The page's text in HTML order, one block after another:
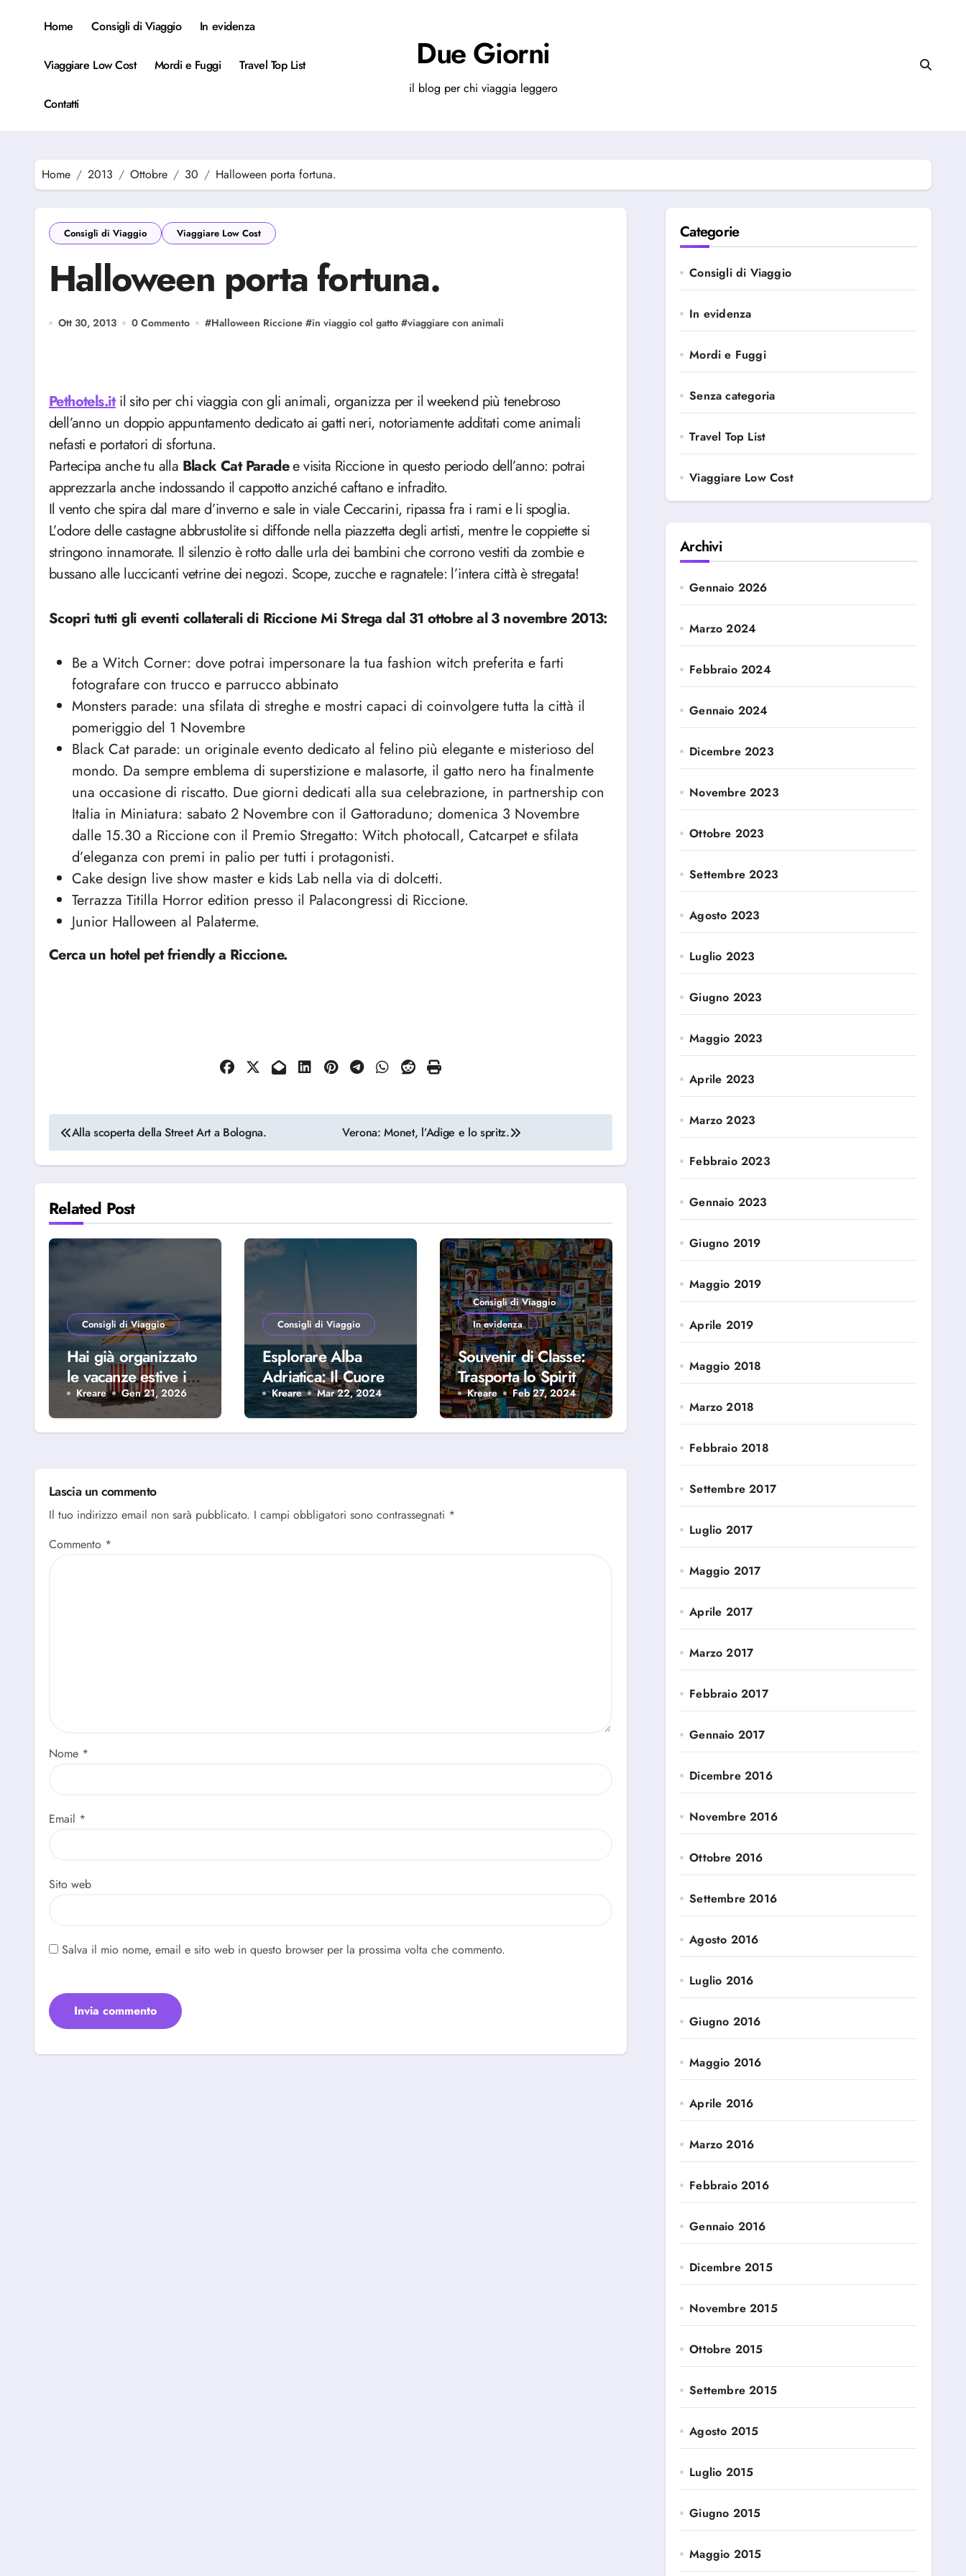
Home Consigli di Viaggio In evidenza
Viaggiare Low Cost Mordi e Fuggi Travel Top List
Contatti
Due Giorni
il blog per chi viaggia leggero
Home 2013 Ottobre 30 Halloween porta fortuna.
Consigli di Viaggio Viaggiare Low Cost
Halloween porta fortuna.
Ott 30, 2013 0 Commento #Halloween Riccione #in viaggio col gatto #viaggiare con animali
Pethotels.itil sito per chi viaggia con gli animali, organizza per il weekend più tenebroso
dell’anno un doppio appuntamento dedicato ai gatti neri, notoriamente additati come animali
nefasti e portatori di sfortuna.
Partecipa anche tu alla Black Cat Paradee visita Riccione in questo periodo dell’anno: potrai
apprezzarla anche indossando il cappotto anziché caftano e infradito.
Il vento che spira dal mare d’inverno e sale in viale Ceccarini, ripassa fra i rami e li spoglia.
L’odore delle castagne abbrustolite si diffonde nella piazzetta degli artisti, mentre le coppiette si
stringono innamorate. Il silenzio è rotto dalle urla dei bambini che corrono vestiti da zombie e
bussano alle luccicanti vetrine dei negozi. Scope, zucche e ragnatele: l’intera città è stregata!
Scopri tutti gli eventi collaterali di Riccione Mi Strega dal 31 ottobre al 3 novembre 2013:
Be a Witch Corner: dove potrai impersonare la tua fashion witch preferita e farti
fotografare con trucco e parrucco abbinato
Monsters parade: una sfilata di streghe e mostri capaci di coinvolgere tutta la città il
pomeriggio del 1 Novembre
Black Cat parade: un originale evento dedicato al felino più elegante e misterioso del
mondo. Da sempre emblema di superstizione e malasorte, il gatto nero ha finalmente
una occasione di riscatto. Due giorni dedicati alla sua celebrazione, in partnership con
Italia in Miniatura: sabato 2 Novembre con il Gattoraduno; domenica 3 Novembre
dalle 15.30 a Riccione con il Premio Stregatto: Witch photocall, Catcarpet e sfilata
d’eleganza con premi in palio per tutti i protagonisti.
Cake design live show master e kids Lab nella via di dolcetti.
Terrazza Titilla Horror edition presso il Palacongressi di Riccione.
Junior Halloween al Palaterme.
Cerca un hotel pet friendly a Riccione.
Navigazione
articoli
Alla scoperta della Street Art a Bologna. Verona: Monet, l’Adige e lo spritz.
Related Post
Consigli di Viaggio
Hai già organizzato
le vacanze estive in
famiglia? Scopri
perché scegliere
Alba Adriatica
Kreare Gen 21, 2026
Consigli di Viaggio
Esplorare Alba
Adriatica: Il Cuore
della Riviera
Abruzzese
Kreare Mar 22, 2024
Consigli di Viaggio
In evidenza
Souvenir di Classe:
Trasporta lo Spirito
del Viaggio a Casa
Tua
Kreare Feb 27, 2024
Lascia un commento
Il tuo indirizzo email non sarà pubblicato. I campi obbligatori sono contrassegnati *
Commento *
Nome *
Email *
Sito web
Salva il mio nome, email e sito web in questo browser per la prossima volta che commento.
Categorie
Consigli di Viaggio
In evidenza
Mordi e Fuggi
Senza categoria
Travel Top List
Viaggiare Low Cost
Archivi
Gennaio 2026
Marzo 2024
Febbraio 2024
Gennaio 2024
Dicembre 2023
Novembre 2023
Ottobre 2023
Settembre 2023
Agosto 2023
Luglio 2023
Giugno 2023
Maggio 2023
Aprile 2023
Marzo 2023
Febbraio 2023
Gennaio 2023
Giugno 2019
Maggio 2019
Aprile 2019
Maggio 2018
Marzo 2018
Febbraio 2018
Settembre 2017
Luglio 2017
Maggio 2017
Aprile 2017
Marzo 2017
Febbraio 2017
Gennaio 2017
Dicembre 2016
Novembre 2016
Ottobre 2016
Settembre 2016
Agosto 2016
Luglio 2016
Giugno 2016
Maggio 2016
Aprile 2016
Marzo 2016
Febbraio 2016
Gennaio 2016
Dicembre 2015
Novembre 2015
Ottobre 2015
Settembre 2015
Agosto 2015
Luglio 2015
Giugno 2015
Maggio 2015